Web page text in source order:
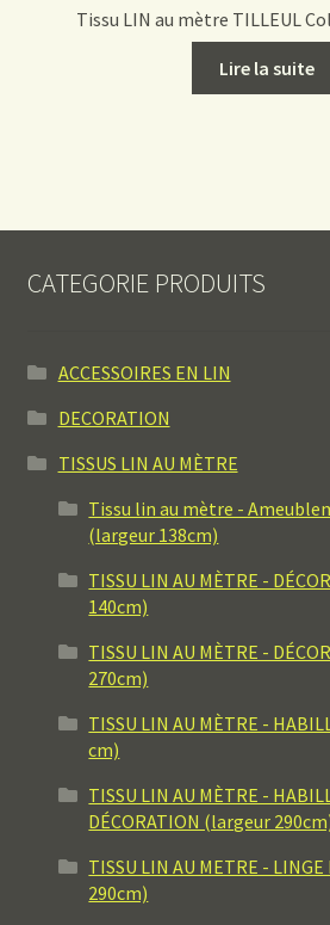
Tissu LIN au mètre TILLEUL
Lire la suite
CATEGORIE PRODUITS
ACCESSOIRES EN LIN
DECORATION
TISSUS LIN AU MÈTRE
Tissu lin au mètre -
(largeur 138cm)
TISSU LIN AU MÈTRE -
140cm)
TISSU LIN AU MÈTRE -
270cm)
TISSU LIN AU MÈTRE -
cm)
TISSU LIN AU MÈTRE -
DÉCORATION (largeur
TISSU LIN AU METRE -
290cm)